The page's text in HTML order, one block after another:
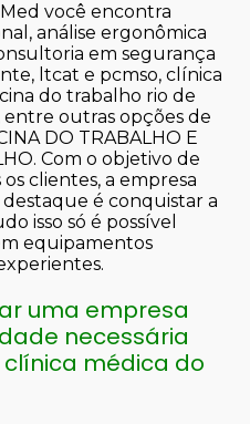
você encontra
análise ergonômica
em segurança
ltcat e pcmso, clínica
do trabalho rio de
entre outras opções de
DO TRABALHO E
Com o objetivo de
clientes, a empresa
é conquistar a
isso só é possível
equipamentos
uma empresa
necessária
médica do